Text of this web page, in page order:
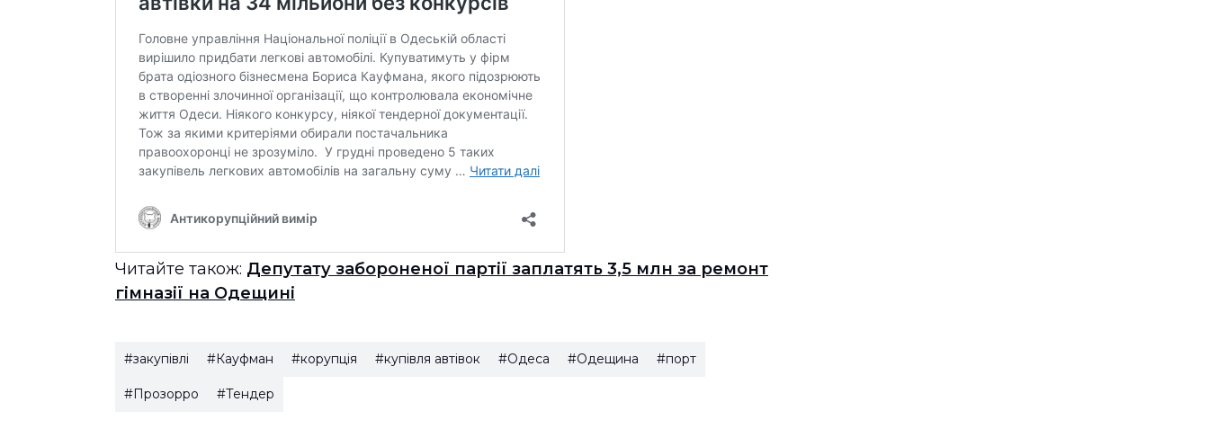
Читайте також: Депутату забороненої партії заплатять 3,5 млн за ремонт
гімназії на Одещині
#закупівлі #Кауфман #корупція #купівля автівок #Одеса #Одещина #порт
#Прозорро #Тендер